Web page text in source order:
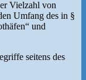
Vielzahl von
Umfang des in §
und
seitens des